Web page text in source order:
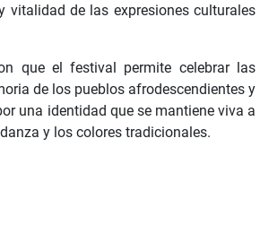
vitalidad de las expresiones culturales
que el festival permite celebrar las
de los pueblos afrodescendientes y
una identidad que se mantiene viva a
y los colores tradicionales.